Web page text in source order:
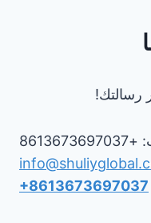
+8613673697037